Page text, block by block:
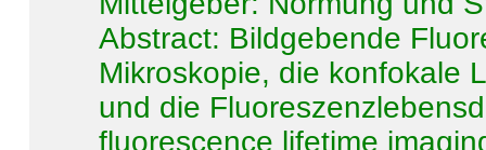
Abstract: Bildgebende
Mikroskopie, die konfokale
und die
fluorescence lifetime